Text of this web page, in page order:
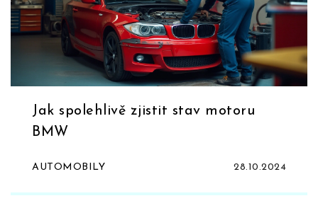
Jak spolehlivě zjistit stav motoru
BMW
AUTOMOBILY 28.10.2024